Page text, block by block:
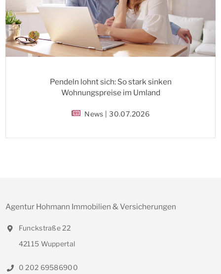
Pendeln lohnt sich: So stark sinken
Wohnungspreise im Umland
News | 30.07.2026
Agentur Hohmann Immobilien & Versicherungen
Funckstraße 22
42115 Wuppertal
0 202 69586900